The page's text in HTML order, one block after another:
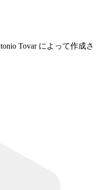
Tovar によって作成さ